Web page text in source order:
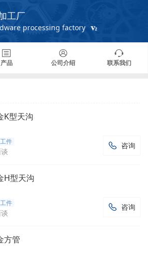
工厂
processing factory
产品 公司介绍 联系我们
K型天沟
 咨询
件
H型天沟
 咨询
件
方管